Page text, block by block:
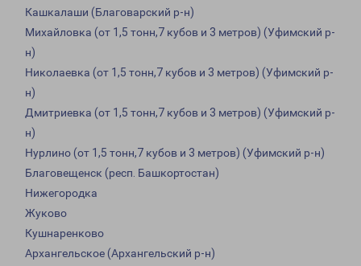
Кашкалаши (Благоварский р-н)
Михайловка (от 1,5 тонн,7 кубов и 3 метров) (Уфимский р-
н)
Николаевка (от 1,5 тонн,7 кубов и 3 метров) (Уфимский р-
н)
Дмитриевка (от 1,5 тонн,7 кубов и 3 метров) (Уфимский р-
н)
Нурлино (от 1,5 тонн,7 кубов и 3 метров) (Уфимский р-н)
Благовещенск (респ. Башкортостан)
Нижегородка
Жуково
Кушнаренково
Архангельское (Архангельский р-н)